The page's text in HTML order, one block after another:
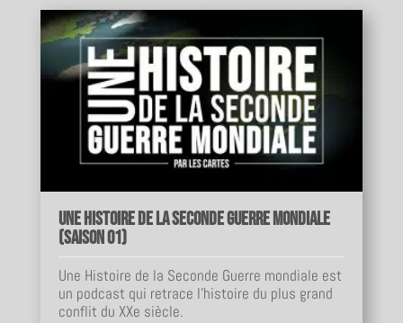
Une Histoire de la Seconde Guerre mondiale
(Saison 01)
Une Histoire de la Seconde Guerre mondiale est
un podcast qui retrace l'histoire du plus grand
conflit du XXe siècle.